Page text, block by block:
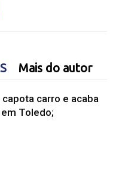
Mais do autor
carro e acaba
Toledo;